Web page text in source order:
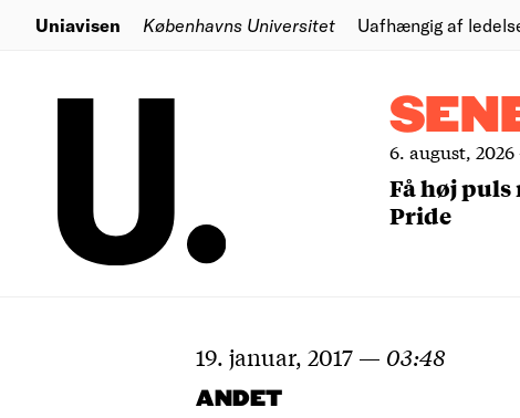
Uniavisen Københavns Universitet Uafhængig af
6. august, 2026
Få høj puls
Pride
19. januar, 2017 — 03:48
ANDET